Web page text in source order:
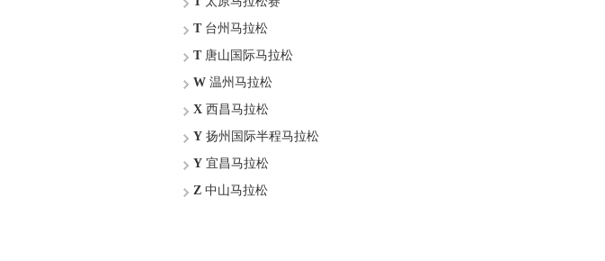
T台州马拉松
T唐山国际马拉松
W温州马拉松
X西昌马拉松
Y扬州国际半程马拉松
Y宜昌马拉松
Z中山马拉松